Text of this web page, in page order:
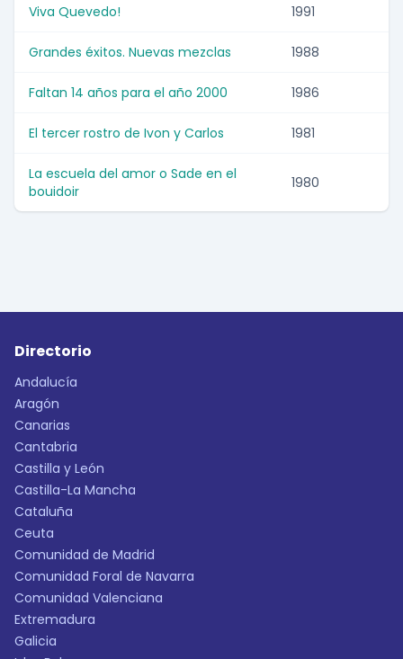
Viva Quevedo! 1991
Grandes éxitos. Nuevas mezclas 1988
Faltan 14 años para el año 2000 1986
El tercer rostro de Ivon y Carlos 1981
La escuela del amor o Sade en el
bouidoir
1980
Directorio
Andalucía
Aragón
Canarias
Cantabria
Castilla y León
Castilla-La Mancha
Cataluña
Ceuta
Comunidad de Madrid
Comunidad Foral de Navarra
Comunidad Valenciana
Extremadura
Galicia